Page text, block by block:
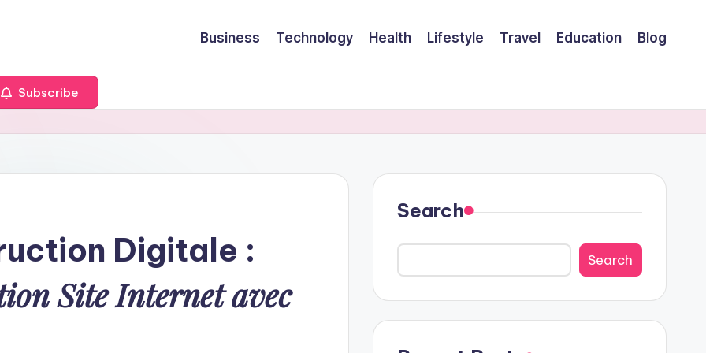
Business Technology Health Lifestyle Travel Education Blog
Subscribe
Digitale :
Site Internet avec
Search
Search